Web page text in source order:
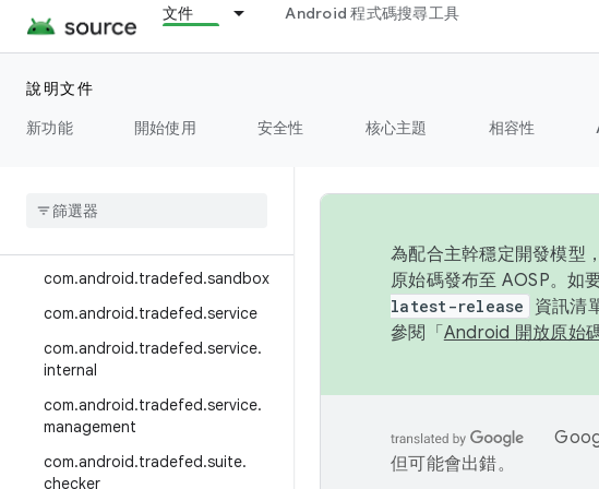
文件 Android 程式碼搜尋工具
說明文件
新功能
開始使用 安全性 核心主題 相容性
com.android.tradefed.result.res
ultdb.utils
ry
com
.tradefed
suite
com.android.tradefed.sandbox
com.android.tradefed.service
com.android.tradefed.service.
internal
com.android.tradefed.service.
management
com.android.tradefed.suite.
checker
為配合主幹穩定開發模型
原始碼發布至 AOSP。如
latest-release
資訊清
參閱「 Android 開放原始
但可能會出錯。